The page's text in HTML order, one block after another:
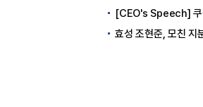
[CEO's Speech] 쿠팡 김범
효성 조현준, 모친 지